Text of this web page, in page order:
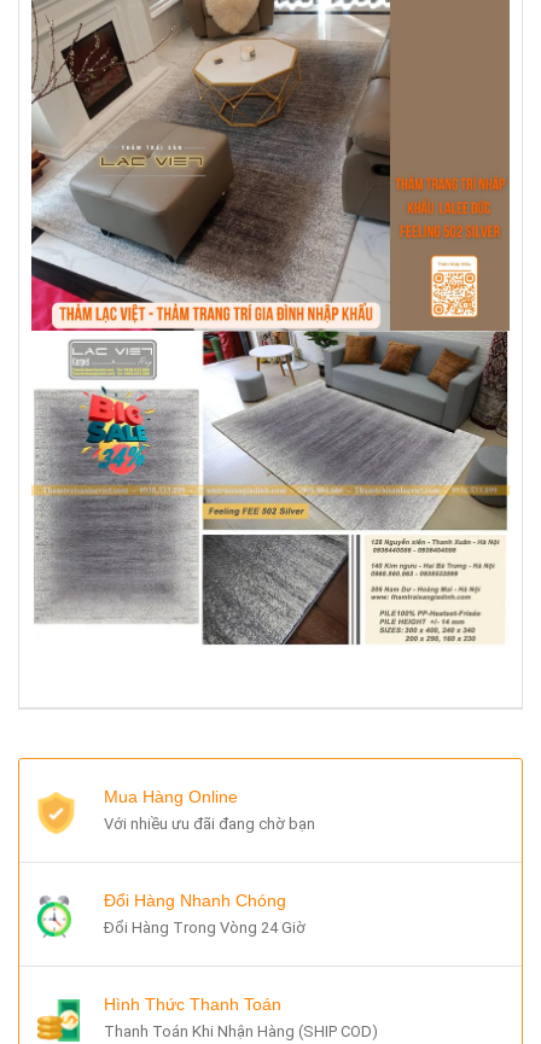
Mua Hàng Online
Với nhiều ưu đãi đang chờ bạn
Đổi Hàng Nhanh Chóng
Đổi Hàng Trong Vòng 24 Giờ
Hình Thức Thanh Toán
Thanh Toán Khi Nhận Hàng (SHIP COD)